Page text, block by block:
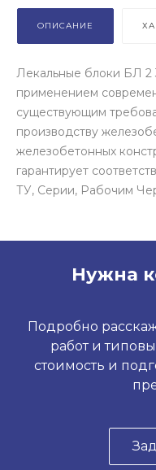
ОПИСАНИЕ
Лекальные блоки БЛ 2
применением
существующим
производству
железобетонных
гарантирует
ТУ, Серии, Рабочим
Нужна
Подробно
работ и
стоимость и